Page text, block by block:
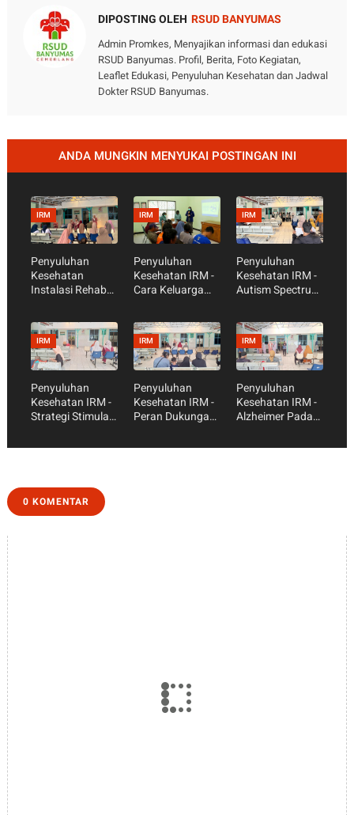
DIPOSTING OLEH RSUD BANYUMAS
Admin Promkes, Menyajikan informasi dan edukasi
RSUD Banyumas. Profil, Berita, Foto Kegiatan,
Leaflet Edukasi, Penyuluhan Kesehatan dan Jadwal
Dokter RSUD Banyumas.
ANDA MUNGKIN MENYUKAI POSTINGAN INI
IRM
Penyuluhan
Kesehatan
Instalasi Rehab
Keluarga dalam
proses
Penyembuhan
IRM
Penyuluhan
Kesehatan IRM -
Cara Keluarga
Pandangan
Buruk dari
Masyarakat
IRM
Penyuluhan
Kesehatan IRM -
Autism Spectrum
IRM
Penyuluhan
Kesehatan IRM -
Strategi Stimulasi
IRM
Penyuluhan
Kesehatan IRM -
Peran Dukungan
IRM
Penyuluhan
Kesehatan IRM -
Alzheimer Pada
0 KOMENTAR